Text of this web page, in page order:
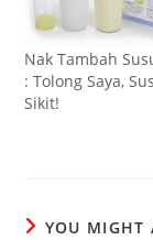
Nak Tambah
: Tolong Saya,
Sikit!
YOU MIGHT